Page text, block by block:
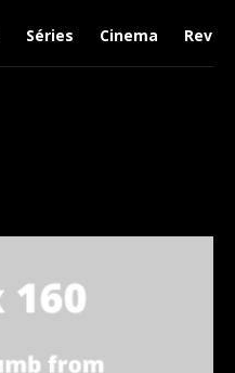
Séries Cinema